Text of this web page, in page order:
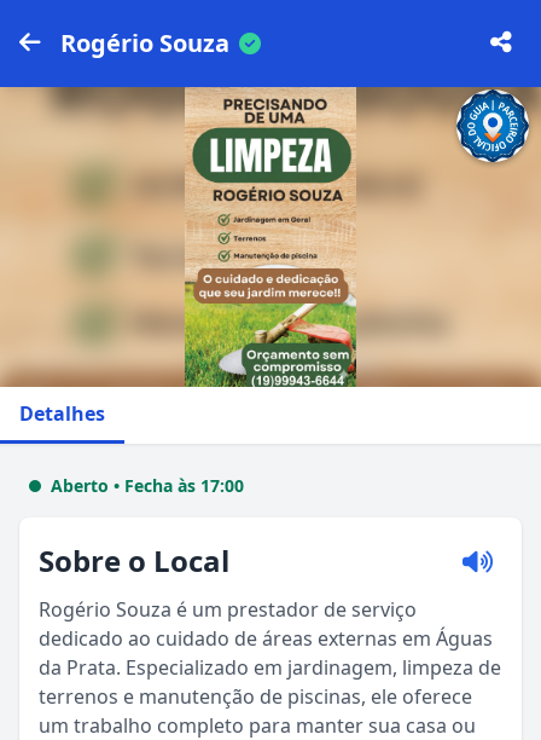
Rogério Souza
Detalhes
Aberto • Fecha às 17:00
Sobre o Local
Rogério Souza é um prestador de serviço
dedicado ao cuidado de áreas externas em Águas
da Prata. Especializado em jardinagem, limpeza de
terrenos e manutenção de piscinas, ele oferece
um trabalho completo para manter sua casa ou